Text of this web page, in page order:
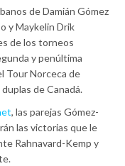
de Damián Gómez
y Maykelin Drik
de los torneos
y penúltima
Tour Norceca de
de Canadá.
, las parejas Gómez-
las victorias que le
Rahnavard-Kemp y